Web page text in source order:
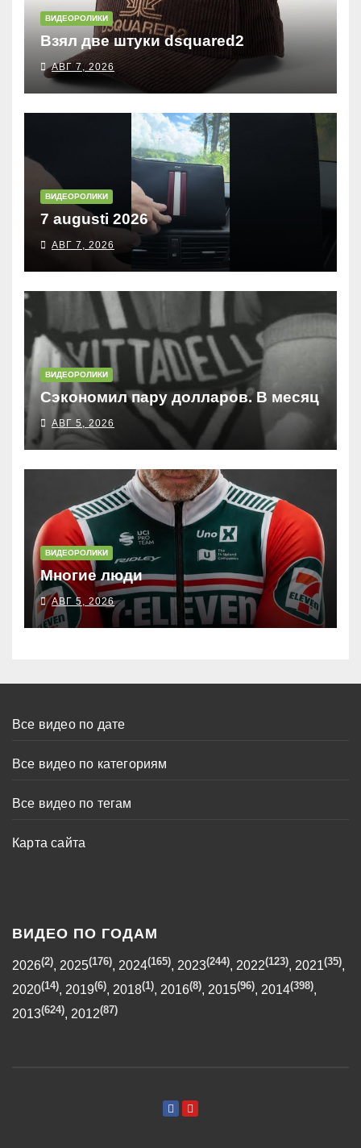
ВИДЕОРОЛИКИ
Взял две штуки dsquared2
АВГ 7, 2026
ВИДЕОРОЛИКИ
7 augusti 2026
АВГ 7, 2026
ВИДЕОРОЛИКИ
Сэкономил пару долларов. В месяц
АВГ 5, 2026
ВИДЕОРОЛИКИ
Многие люди
АВГ 5, 2026
Все видео по дате
Все видео по категориям
Все видео по тегам
Карта сайта
ВИДЕО ПО ГОДАМ
2026(2), 2025(176), 2024(165), 2023(244), 2022(123), 2021(35),
2020(14), 2019(6), 2018(1), 2016(8), 2015(96), 2014(398),
2013(624), 2012(87)